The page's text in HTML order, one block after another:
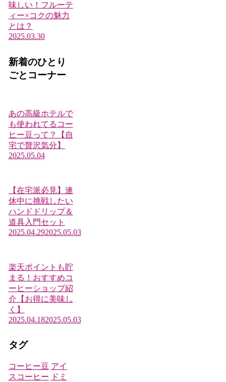
味しい！フルーテ
ィー×コクの魅力
とは？
2025.03.30
新着のひとり
ごとコーナー
あの高級ホテルで
も使われてるコー
ヒー豆って？【自
宅で贅沢気分】
2025.05.04
【在宅派必見】連
休中に挑戦したい
ハンドドリップ＆
道具入門セット
2025.04.292025.05.03
楽天ポイントも貯
まる！おすすめコ
ーヒーショップ紹
介【お得に美味し
く】
2025.04.182025.05.03
タグ
コーヒー豆 アイ
スコーヒー ドミ